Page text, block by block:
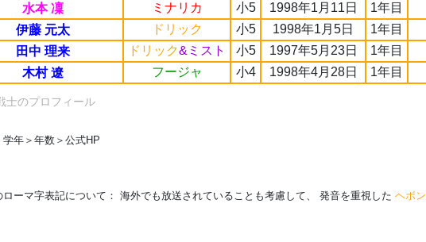
士のプロフィール
水本 凜
ミナリカ 小5 1998年1月11日 1年目
伊藤 元太
ドリック 小5 1998年1月5日 1年目
田中 理来
ドリック&ミスト 小5 1997年5月23日 1年目
木村 遼
フージャ 小4 1998年4月28日 1年目
学年＞年数＞公式HP
ーマ字表記について： 海外でも放送されていることも考慮して、 発音を重視した ヘボ